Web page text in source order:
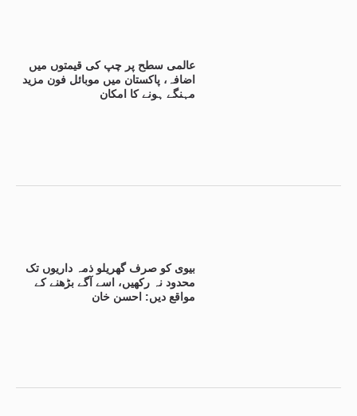
عالمی سطح پر چپ کی قیمتوں میں
اضافہ، پاکستان میں موبائل فون مزید
مہنگے ہونے کا امکان
بیوی کو صرف گھریلو ذمہ داریوں تک
محدود نہ رکھیں، اسے آگے بڑھنے کے
مواقع دیں: احسن خان